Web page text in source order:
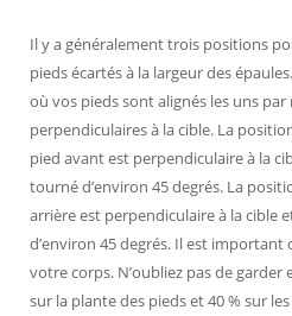
Il y a généralement trois positions
pieds écartés à la largeur des
où vos pieds sont alignés les uns
perpendiculaires à la cible. La
pied avant est perpendiculaire à la
tourné d’environ 45 degrés. La
arrière est perpendiculaire à la cible
d’environ 45 degrés. Il est
votre corps. N’oubliez pas de
sur la plante des pieds et 40 % sur